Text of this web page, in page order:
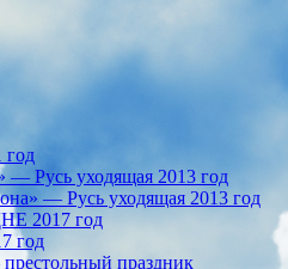
год
— Русь уходящая 2013 год
— Русь уходящая 2013 год
2017 год
год
праздник